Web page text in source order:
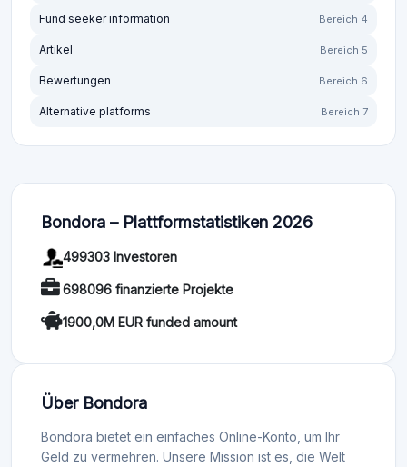
Fund seeker information Bereich 4
Artikel Bereich 5
Bewertungen Bereich 6
Alternative platforms Bereich 7
Bondora – Plattformstatistiken 2026
499303 Investoren
698096 finanzierte Projekte
1900,0M EUR funded amount
Über Bondora
Bondora bietet ein einfaches Online-Konto, um Ihr
Geld zu vermehren. Unsere Mission ist es, die Welt